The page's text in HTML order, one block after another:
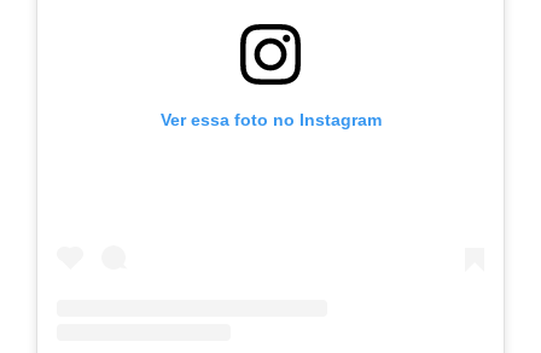
Ver essa foto no Instagram